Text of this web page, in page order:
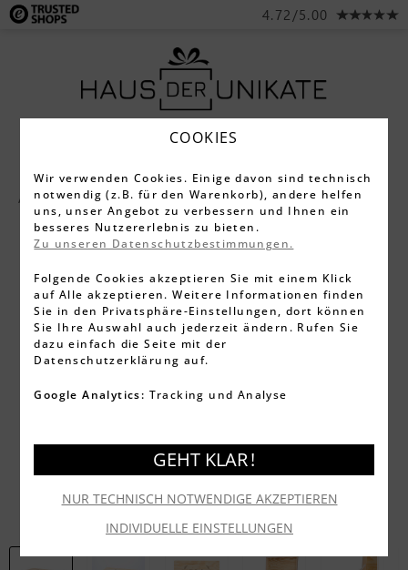
4.72/5.00
Alle Produkte Holzkisten & Truhen
COOKIES
Wir verwenden Cookies. Einige davon sind technisch
notwendig (z.B. für den Warenkorb), andere helfen
uns, unser Angebot zu verbessern und Ihnen ein
besseres Nutzererlebnis zu bieten.
Zu unseren Datenschutzbestimmungen.
Folgende Cookies akzeptieren Sie mit einem Klick
auf Alle akzeptieren. Weitere Informationen finden
Sie in den Privatsphäre-Einstellungen, dort können
Sie Ihre Auswahl auch jederzeit ändern. Rufen Sie
dazu einfach die Seite mit der
Datenschutzerklärung auf.
Google Analytics: Tracking und Analyse
INDIVIDUELLE EINSTELLUNGEN
NUR TECHNISCH NOTWENDIGE AKZEPTIEREN
GEHT KLAR !